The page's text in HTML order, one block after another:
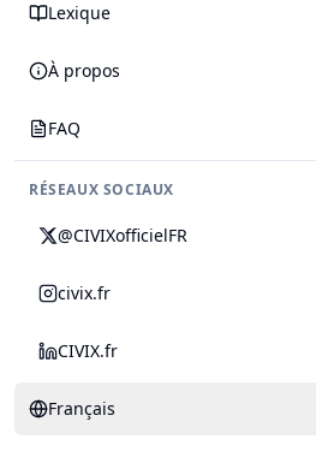
Lexique
À propos
FAQ
RÉSEAUX SOCIAUX
@CIVIXofficielFR
civix.fr
CIVIX.fr
Français